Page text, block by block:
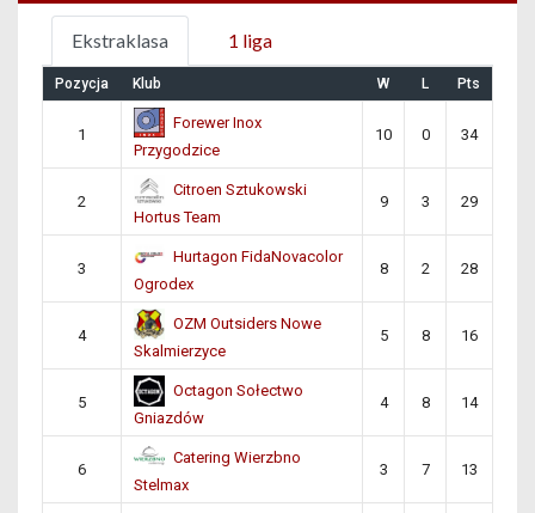
Ekstraklasa 1 liga
Pozycja Klub W L Pts
1
Forewer Inox
Przygodzice
10 0 34
2
Citroen Sztukowski
Hortus Team
9 3 29
3
Hurtagon FidaNovacolor
Ogrodex
8 2 28
4
OZM Outsiders Nowe
Skalmierzyce
5 8 16
5
Octagon Sołectwo
Gniazdów
4 8 14
6
Catering Wierzbno
Stelmax
3 7 13